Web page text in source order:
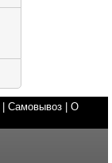
Самовывоз
О